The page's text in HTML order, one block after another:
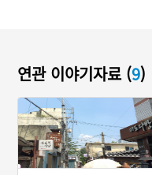
연관 이야기자료 (9)